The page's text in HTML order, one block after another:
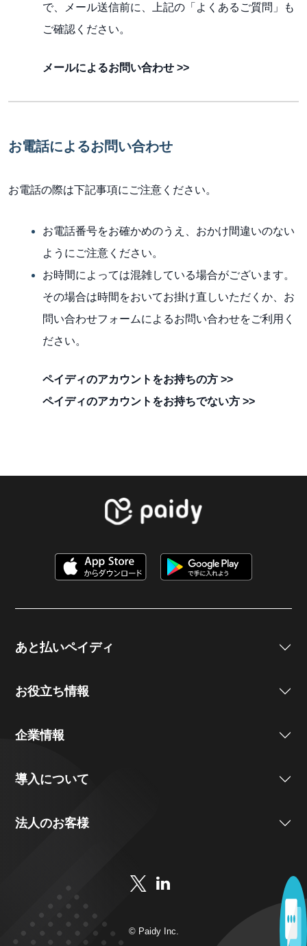
で、メール送信前に、上記の「よくあるご質問」も
ご確認ください。
メールによるお問い合わせ >>
お電話によるお問い合わせ
お電話の際は下記事項にご注意ください。
お電話番号をお確かめのうえ、おかけ間違いのない
ようにご注意ください。
お時間によっては混雑している場合がございます。
その場合は時間をおいてお掛け直しいただくか、お
問い合わせフォームによるお問い合わせをご利用く
ださい。
ペイディのアカウントをお持ちの方 >>
ペイディのアカウントをお持ちでない方 >>
あと払いペイディ
お役立ち情報
企業情報
導入について
法人のお客様
© Paidy Inc.